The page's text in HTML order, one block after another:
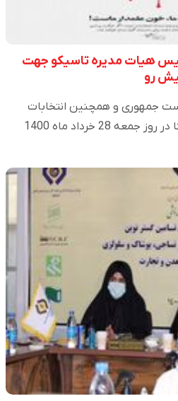
هیات مدیره تاسیکو جهت
رو
جمهوری و همچنین انتخابات
شوراهای اسلامی شهر و روستا در روز جمعه 28 خرداد ماه 1400